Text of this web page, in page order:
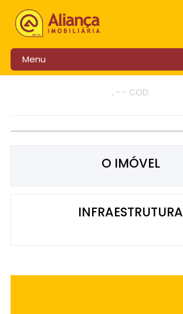
Menu
, - - COD:
O IMÓVEL
INFRAESTRUTURA